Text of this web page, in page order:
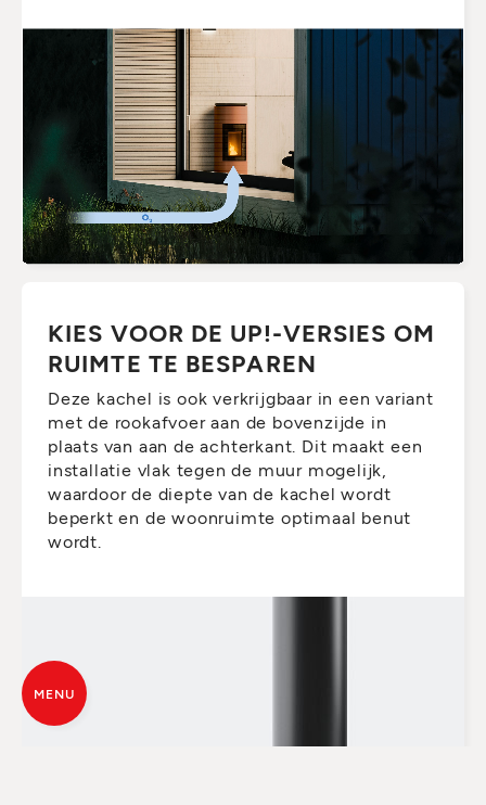
KIES VOOR DE UP!-VERSIES OM
RUIMTE TE BESPAREN
Deze kachel is ook verkrijgbaar in een variant
met de rookafvoer aan de bovenzijde in
plaats van aan de achterkant. Dit maakt een
installatie vlak tegen de muur mogelijk,
waardoor de diepte van de kachel wordt
beperkt en de woonruimte optimaal benut
wordt.
MENU